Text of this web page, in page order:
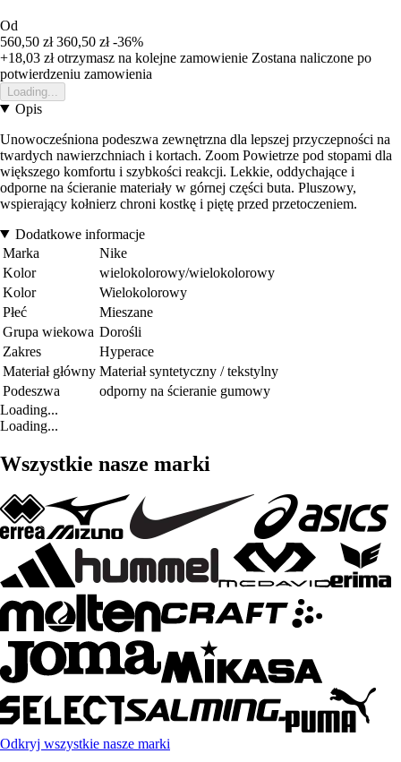
Od
560,50 zł 360,50 zł -36%
+18,03 złotrzymasz na kolejne zamowienie Zostana naliczone po
potwierdzeniu zamowienia
Loading...
Opis
Unowocześniona podeszwa zewnętrzna dla lepszej przyczepności na
twardych nawierzchniach i kortach. Zoom Powietrze pod stopami dla
większego komfortu i szybkości reakcji. Lekkie, oddychające i
odporne na ścieranie materiały w górnej części buta. Pluszowy,
wspierający kołnierz chroni kostkę i piętę przed przetoczeniem.
Dodatkowe informacje
Marka
Nike
Kolor
wielokolorowy/wielokolorowy
Kolor
Wielokolorowy
Płeć
Mieszane
Grupa wiekowa Dorośli
Zakres
Hyperace
Materiał główny Materiał syntetyczny / tekstylny
Podeszwa
odporny na ścieranie gumowy
Loading...
Loading...
Wszystkie nasze marki
Odkryj wszystkie nasze marki